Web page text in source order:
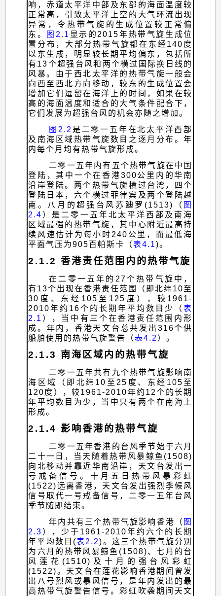
响，赤道太平洋中部及东部的海面温度较
正常高，引致太平洋上空的大气环流出现
异常，令热带气旋的生成位置较正常偏
东。
图2.1 显示的2015年热带气旋生成位
置分布，大部分热带气旋都在东经140度
以东生成，明显较长期平均偏东，包括所
有13个超强台风和两个横过国际换日线的
风暴。由于西北太平洋的热带气旋一般会
向西至西北方向移动，较东的生成位置会
增加它们逗留在海洋上的时间，如果在较
高的海面温度和适合的大气条件配合下，
它们发展为超强台风的机会亦随之增加。
图2.2 是二零一五年在北太平洋西部
及南海区域热带气旋数目之逐月分布。年
内每个月均有热带气旋形成。
二零一五年内有五个热带气旋在中国
登陆，其中一个在香港300公里内的华南
沿岸登陆。两个热带气旋横过台湾，四个
登陆日本，六个横过菲律宾及两个登陆越
南。八月的超强台风苏廸罗(1513)（ 图
2.4 ）是二零一五年北太平洋西部及南海
区域最强的热带气旋，其中心附近最高持
续风速估计为每小时240公里，而最低海
平面气压为905百帕斯卡（表4.1)。
2.1.2 香港责任范围内的热带气旋
在二零一五年的27个热带气旋中，
有13个出现在香港责任范围（即北纬10至
30度、东经105至125度），较1961-
2010年约16个的长期年平均数目少（表
2.1 ），当中有三个在香港责任范围内形
成。年内，香港天文台总共发出316个供
船舶使用的热带气旋警告（表4.2 ）。
2.1.3 南海区域内的热带气旋
二零一五年共有九个热带气旋影响南
海区域（即北纬10至25度、东经105至
120度），较1961-2010年约12个的长期
年平均数目为少，当中只有两个在南海上
形成。
2.1.4 影响香港的热带气旋
二零一五年香港的台风季节始于六月
二十一日，当天随着热带风暴鲸鱼(1508)
向北移动并靠近华南沿岸，天文台发出一
号戒备信号。十月五日热带风暴彩虹
(1522)远离香港，天文台发出强烈季候风
信号取代一号戒备信号，二零一五年台风
季节随即结束。
年内共有三个热带气旋影响香港（ 图
2.3 ），少于1961-2010年约六个的长期
年平均数目(表2.2)。这三个热带气旋分别
为六月的热带风暴鲸鱼(1508)、七月的台
风莲花(1510)及十月的强台风彩虹
(1522)。天文台在莲花影响香港期间曾发
出八号烈风或暴风信号，是年内发出的最
高热带气旋警告信号。彩虹吹袭期间天文